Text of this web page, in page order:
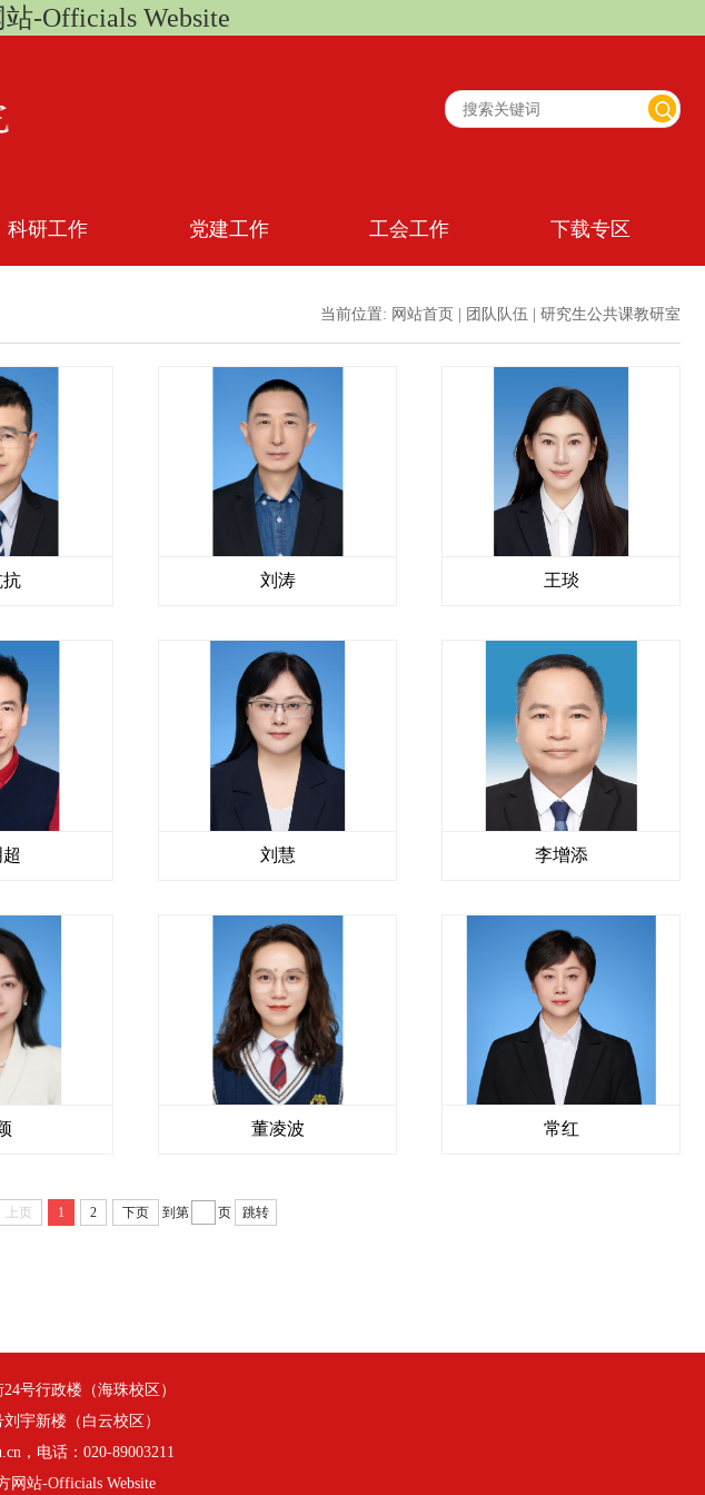
-Officials Website
科研工作 党建工作 工会工作 下载专区
当前位置: 网站首页 团队队伍 研究生公共课教研室
刘涛 王琰
刘慧 李增添
董凌波 常红
上页 1 2 下页 到第 页 跳转
号行政楼（海珠校区）
宇新楼（白云校区）
，电话：020-89003211
网站-Officials Website